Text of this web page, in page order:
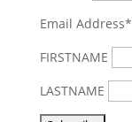
Email Address*
FIRSTNAME
LASTNAME